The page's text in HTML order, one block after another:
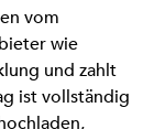
vom
wie
und zahlt
ist vollständig